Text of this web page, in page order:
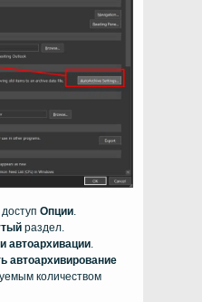
Опции.
раздел.
автоархивации.
автоархивирование
количеством